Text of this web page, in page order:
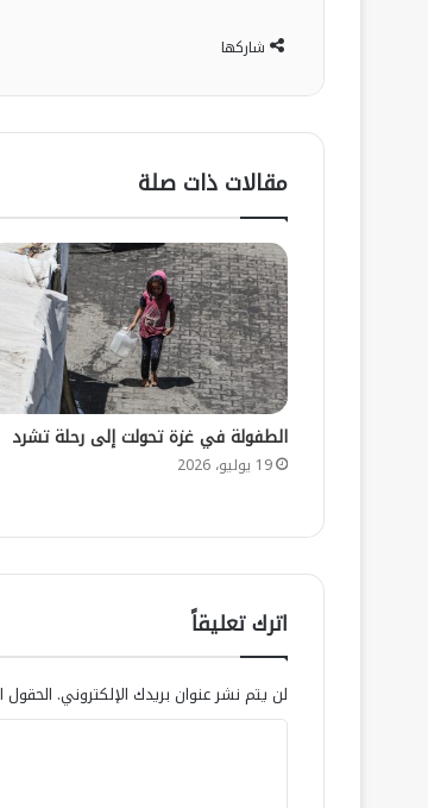
شاركها
مقالات ذات صلة
الطفولة في غزة تحولت إلى رحلة تشرد
19 يوليو، 2026
اترك تعليقاً
لن يتم نشر عنوان بريدك الإلكتروني. الحقول